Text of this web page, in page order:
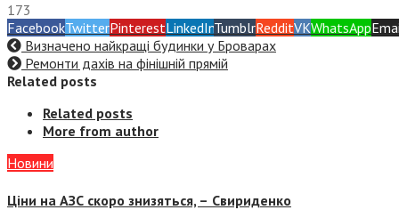
173
FacebookTwitterPinterestLinkedInTumblrRedditVKWhatsApp
Визначено найкращі будинки у Броварах
Ремонти дахів на фінішній прямій
Related posts
Related posts
More from author
Новини
Ціни на АЗС скоро знизяться, – Свириденко